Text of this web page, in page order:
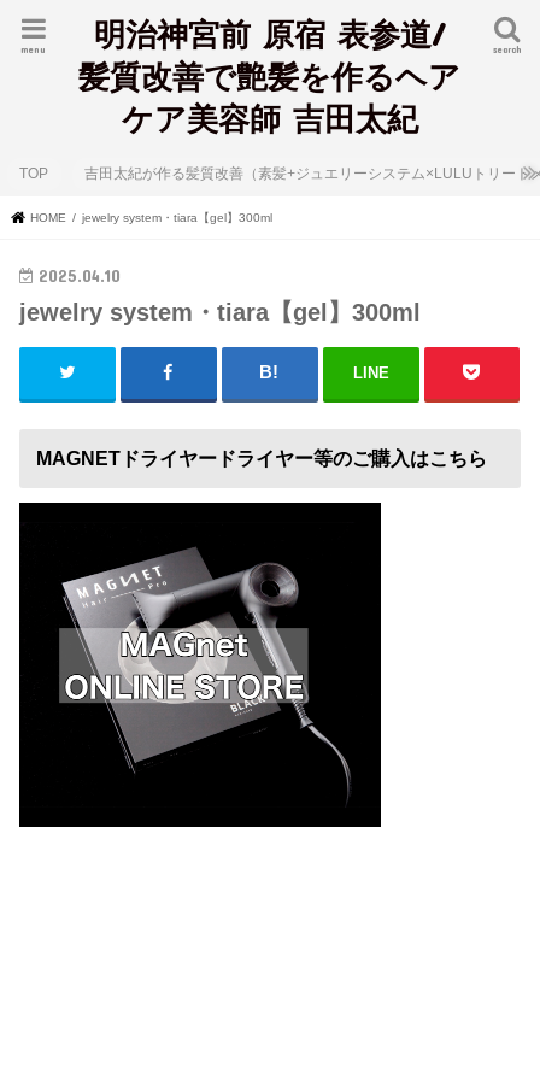
明治神宮前 原宿 表参道/
髪質改善で艶髪を作るヘア
ケア美容師 吉田太紀
search
menu
TOP 吉田太紀が作る髪質改善（素髪+ジュエリーシステム×LULUトリート
HOME jewelry system・tiara【gel】300ml
2025.04.10
jewelry system・tiara【gel】300ml
LINE
MAGNETドライヤードライヤー等のご購入はこちら